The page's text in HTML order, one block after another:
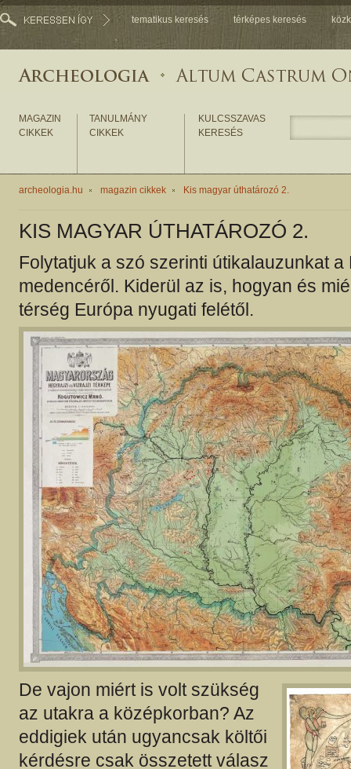
tematikus keresés térképes keresés
MAGAZIN
CIKKEK
TANULMÁNY
CIKKEK
KULCSSZAVAS
KERESÉS
archeologia.hu magazin cikkek Kis magyar úthatározó 2.
KIS MAGYAR ÚTHATÁROZÓ 2.
Folytatjuk a szó szerinti útikalauzunkat a
medencéről. Kiderül az is, hogyan és
térség Európa nyugati felétől.
De vajon miért is volt szükség
az utakra a középkorban? Az
eddigiek után ugyancsak költői
kérdésre csak összetett válasz